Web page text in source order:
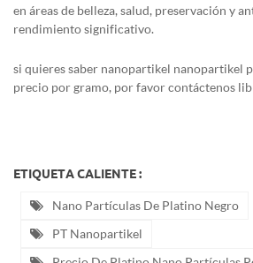
en áreas de belleza, salud, preservación y
rendimiento significativo.
si quieres saber nanopartikel nanopartikel
precio por gramo, por favor contáctenos
ETIQUETA CALIENTE :
Nano Partículas De Platino Negro
PT Nanopartikel